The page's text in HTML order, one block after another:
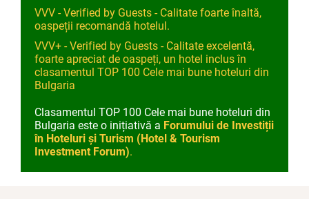
VVV - Verified by Guests - Calitate foarte înaltă,
oaspeții recomandă hotelul.
VVV+ - Verified by Guests - Calitate excelentă,
foarte apreciat de oaspeți, un hotel inclus în
clasamentul TOP 100 Cele mai bune hoteluri din
Bulgariа
Clasamentul TOP 100 Cele mai bune hoteluri din
Bulgaria este o inițiativă a Forumului de Investiții
în Hoteluri și Turism (Hotel & Tourism
Investment Forum).